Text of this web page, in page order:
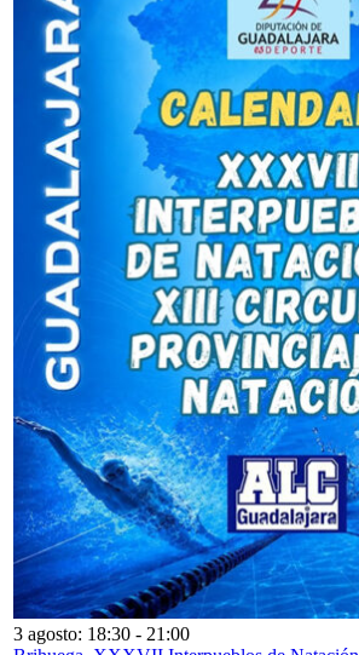
3 agosto: 18:30 - 21:00